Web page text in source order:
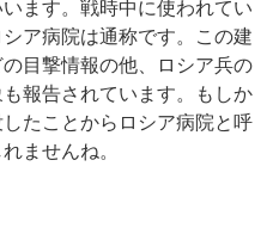
ます。戦時中に使われてい
ア病院は通称です。この建
目撃情報の他、ロシア兵の
報告されています。もしか
たことからロシア病院と呼
ませんね。